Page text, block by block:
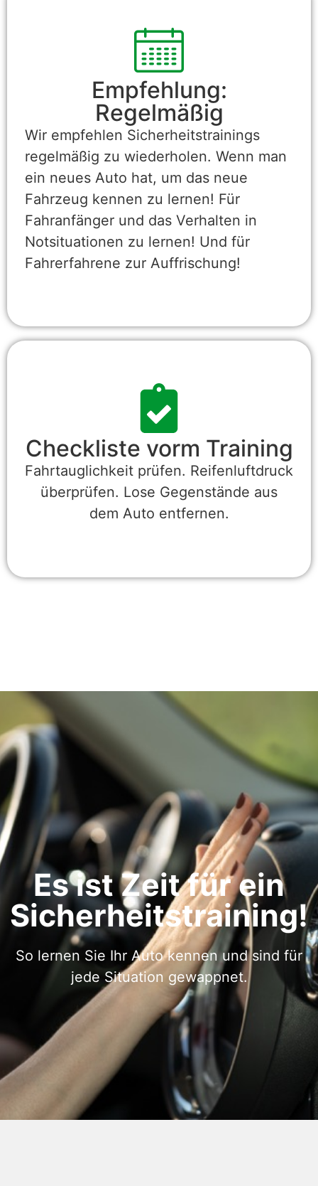
Empfehlung:
Regelmäßig
Wir empfehlen Sicherheitstrainings
regelmäßig zu wiederholen. Wenn man
ein neues Auto hat, um das neue
Fahrzeug kennen zu lernen! Für
Fahranfänger und das Verhalten in
Notsituationen zu lernen! Und für
Fahrerfahrene zur Auffrischung!
Checkliste vorm Training
Fahrtauglichkeit prüfen. Reifenluftdruck
überprüfen. Lose Gegenstände aus
dem Auto entfernen.
Es ist Zeit für ein
Sicherheitstraining!
So lernen Sie Ihr Auto kennen und sind für
jede Situation gewappnet.